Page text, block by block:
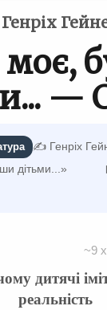
Генріх
—
✍️ Генріх
дітьми...»
~9
дитячі
реальність